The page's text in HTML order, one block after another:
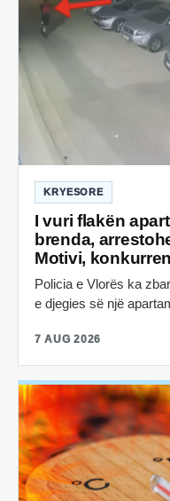
KRYESORE
I vuri flakën
brenda,
Motivi,
Policia e Vlorës ka
e djegies së një
7 AUG 2026